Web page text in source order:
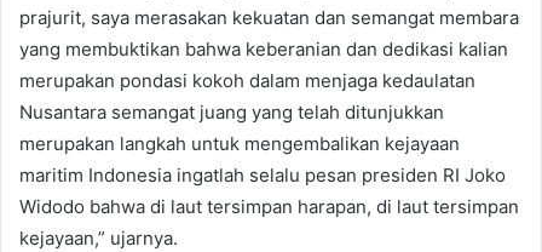
prajurit, saya merasakan kekuatan dan semangat membara
yang membuktikan bahwa keberanian dan dedikasi kalian
merupakan pondasi kokoh dalam menjaga kedaulatan
Nusantara semangat juang yang telah ditunjukkan
merupakan langkah untuk mengembalikan kejayaan
maritim Indonesia ingatlah selalu pesan presiden RI Joko
Widodo bahwa di laut tersimpan harapan, di laut tersimpan
kejayaan,” ujarnya.